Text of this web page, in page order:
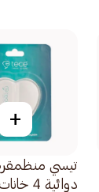
+
تيسي
دوائية 4 خانات 1قطعة